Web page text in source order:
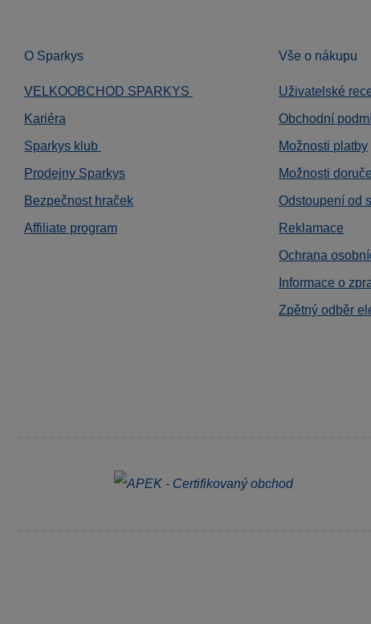
O Sparkys
VELKOOBCHOD SPARKYS
Kariéra
Sparkys klub
Prodejny Sparkys
Bezpečnost hraček
Affiliate program
Vše o nákupu
Uživatelské
Obchodní
Možnosti platby
Možnosti
Odstoupení od
Reklamace
Ochrana
Informace o
Zpětný odběr